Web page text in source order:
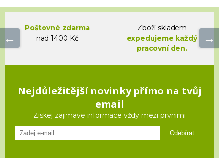
Poštovné zdarma
nad 1400 Kč
Zboží skladem
expedujeme každý
pracovní den.
Nejdůležitější novinky přímo na tvůj
email
Ziskej zajímavé informace vždy mezi prvními
Odebírat